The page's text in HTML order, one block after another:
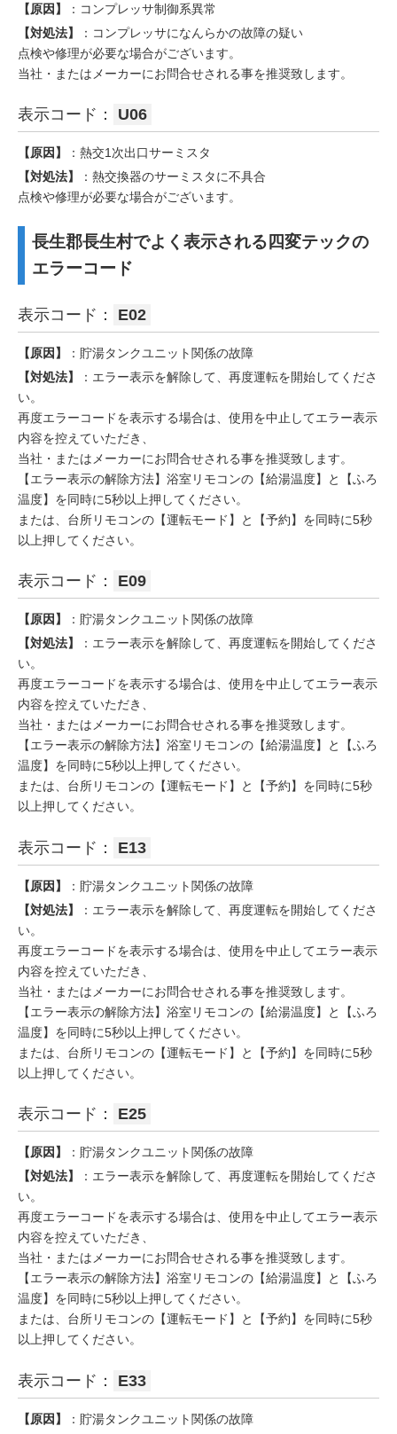
【原因】
：コンプレッサ制御系異常
【対処法】
：コンプレッサになんらかの故障の疑い
点検や修理が必要な場合がございます。
当社・またはメーカーにお問合せされる事を推奨致します。
表示コード： U06
【原因】
：熱交1次出口サーミスタ
【対処法】
：熱交換器のサーミスタに不具合
点検や修理が必要な場合がございます。
長生郡長生村でよく表示される四変テックの
エラーコード
表示コード： E02
【原因】
：貯湯タンクユニット関係の故障
【対処法】
：エラー表示を解除して、再度運転を開始してくださ
い。
再度エラーコードを表示する場合は、使用を中止してエラー表示
内容を控えていただき、
当社・またはメーカーにお問合せされる事を推奨致します。
【エラー表示の解除方法】浴室リモコンの【給湯温度】と【ふろ
温度】を同時に5秒以上押してください。
または、台所リモコンの【運転モード】と【予約】を同時に5秒
以上押してください。
表示コード： E09
【原因】
：貯湯タンクユニット関係の故障
【対処法】
：エラー表示を解除して、再度運転を開始してくださ
い。
再度エラーコードを表示する場合は、使用を中止してエラー表示
内容を控えていただき、
当社・またはメーカーにお問合せされる事を推奨致します。
【エラー表示の解除方法】浴室リモコンの【給湯温度】と【ふろ
温度】を同時に5秒以上押してください。
または、台所リモコンの【運転モード】と【予約】を同時に5秒
以上押してください。
表示コード： E13
【原因】
：貯湯タンクユニット関係の故障
【対処法】
：エラー表示を解除して、再度運転を開始してくださ
い。
再度エラーコードを表示する場合は、使用を中止してエラー表示
内容を控えていただき、
当社・またはメーカーにお問合せされる事を推奨致します。
【エラー表示の解除方法】浴室リモコンの【給湯温度】と【ふろ
温度】を同時に5秒以上押してください。
または、台所リモコンの【運転モード】と【予約】を同時に5秒
以上押してください。
表示コード： E25
【原因】
：貯湯タンクユニット関係の故障
【対処法】
：エラー表示を解除して、再度運転を開始してくださ
い。
再度エラーコードを表示する場合は、使用を中止してエラー表示
内容を控えていただき、
当社・またはメーカーにお問合せされる事を推奨致します。
【エラー表示の解除方法】浴室リモコンの【給湯温度】と【ふろ
温度】を同時に5秒以上押してください。
または、台所リモコンの【運転モード】と【予約】を同時に5秒
以上押してください。
表示コード： E33
【原因】
：貯湯タンクユニット関係の故障